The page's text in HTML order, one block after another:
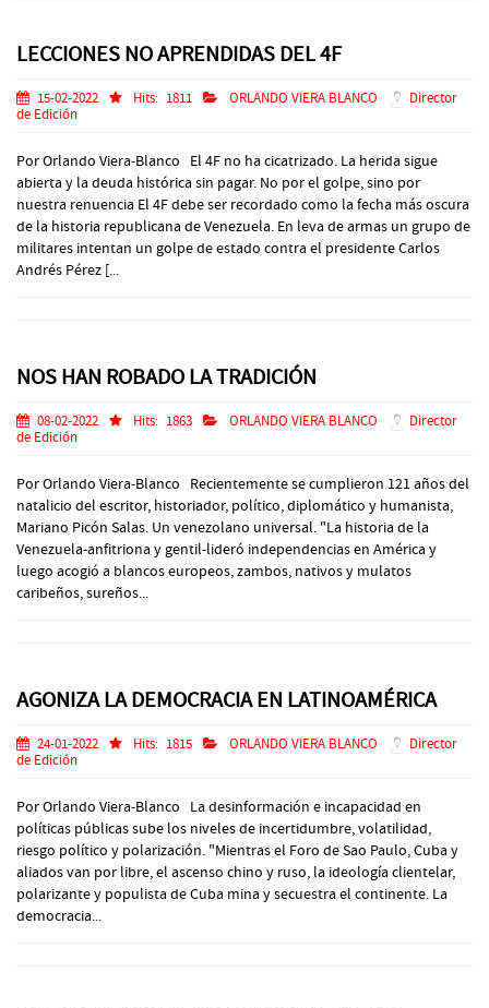
LECCIONES NO APRENDIDAS DEL 4F
15-02-2022 Hits: 1811 ORLANDO VIERA BLANCO
Director
de Edición
Por Orlando Viera-Blanco El 4F no ha cicatrizado. La herida sigue
abierta y la deuda histórica sin pagar. No por el golpe, sino por
nuestra renuencia El 4F debe ser recordado como la fecha más oscura
de la historia republicana de Venezuela. En leva de armas un grupo de
militares intentan un golpe de estado contra el presidente Carlos
Andrés Pérez [...
NOS HAN ROBADO LA TRADICIÓN
08-02-2022 Hits: 1863 ORLANDO VIERA BLANCO
Director
de Edición
Por Orlando Viera-Blanco Recientemente se cumplieron 121 años del
natalicio del escritor, historiador, político, diplomático y humanista,
Mariano Picón Salas. Un venezolano universal. "La historia de la
Venezuela-anfitriona y gentil-lideró independencias en América y
luego acogió a blancos europeos, zambos, nativos y mulatos
caribeños, sureños...
AGONIZA LA DEMOCRACIA EN LATINOAMÉRICA
24-01-2022 Hits: 1815 ORLANDO VIERA BLANCO
Director
de Edición
Por Orlando Viera-Blanco La desinformación e incapacidad en
políticas públicas sube los niveles de incertidumbre, volatilidad,
riesgo político y polarización. "Mientras el Foro de Sao Paulo, Cuba y
aliados van por libre, el ascenso chino y ruso, la ideología clientelar,
polarizante y populista de Cuba mina y secuestra el continente. La
democracia...